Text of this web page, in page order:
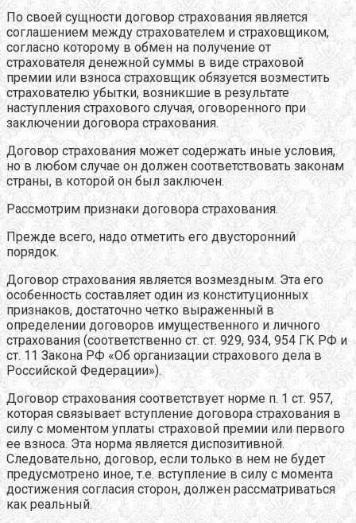
По своей сущности договор страхования является
соглашением между страхователем и страховщиком,
согласно которому в обмен на получение от
страхователя денежной суммы в виде страховой
премии или взноса страховщик обязуется возместить
страхователю убытки, возникшие в результате
наступления страхового случая, оговоренного при
заключении договора страхования.
Договор страхования может содержать иные условия,
но в любом случае он должен соответствовать законам
страны, в которой он был заключен.
Рассмотрим признаки договора страхования.
Прежде всего, надо отметить его двусторонний
порядок.
Договор страхования является возмездным. Эта его
особенность составляет один из конституционных
признаков, достаточно четко выраженный в
определении договоров имущественного и личного
страхования (соответственно ст. ст. 929, 934, 954 ГК РФ и
ст. 11 Закона РФ «Об организации страхового дела в
Российской Федерации»).
Договор страхования соответствует норме п. 1 ст. 957,
которая связывает вступление договора страхования в
силу с моментом уплаты страховой премии или первого
ее взноса. Эта норма является диспозитивной.
Следовательно, договор, если только в нем не будет
предусмотрено иное, т.е. вступление в силу с момента
достижения согласия сторон, должен рассматриваться
как реальный.